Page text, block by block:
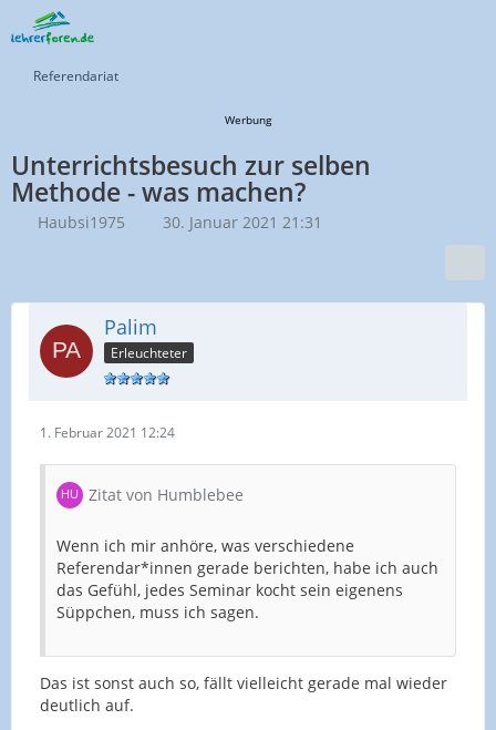
Referendariat
Werbung
Unterrichtsbesuch zur selben
Methode - was machen?
Haubsi1975 30. Januar 2021 21:31
Palim
Erleuchteter
1. Februar 2021 12:24
Zitat von Humblebee
Wenn ich mir anhöre, was verschiedene
Referendar*innen gerade berichten, habe ich auch
das Gefühl, jedes Seminar kocht sein eigenens
Süppchen, muss ich sagen.
Das ist sonst auch so, fällt vielleicht gerade mal wieder
deutlich auf.